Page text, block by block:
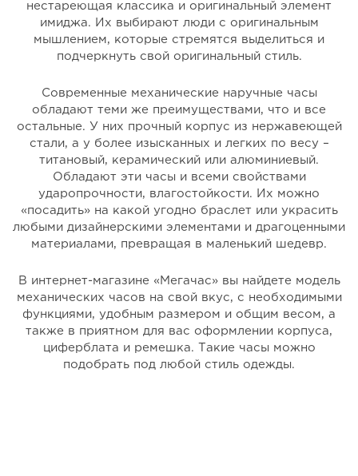
нестареющая классика и оригинальный элемент
имиджа. Их выбирают люди с оригинальным
мышлением, которые стремятся выделиться и
подчеркнуть свой оригинальный стиль.
Современные механические наручные часы
обладают теми же преимуществами, что и все
остальные. У них прочный корпус из нержавеющей
стали, а у более изысканных и легких по весу –
титановый, керамический или алюминиевый.
Обладают эти часы и всеми свойствами
ударопрочности, влагостойкости. Их можно
«посадить» на какой угодно браслет или украсить
любыми дизайнерскими элементами и драгоценными
материалами, превращая в маленький шедевр.
В интернет-магазине «Мегачас» вы найдете модель
механических часов на свой вкус, с необходимыми
функциями, удобным размером и общим весом, а
также в приятном для вас оформлении корпуса,
циферблата и ремешка. Такие часы можно
подобрать под любой стиль одежды.